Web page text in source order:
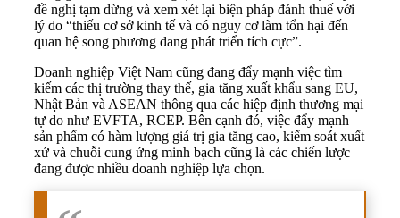
đề nghị tạm dừng và xem xét lại biện pháp đánh thuế với
lý do “thiếu cơ sở kinh tế và có nguy cơ làm tổn hại đến
quan hệ song phương đang phát triển tích cực”​.
Doanh nghiệp Việt Nam cũng đang đẩy mạnh việc tìm
kiếm các thị trường thay thế, gia tăng xuất khẩu sang EU,
Nhật Bản và ASEAN thông qua các hiệp định thương mại
tự do như EVFTA, RCEP. Bên cạnh đó, việc đẩy mạnh
sản phẩm có hàm lượng giá trị gia tăng cao, kiểm soát xuất
xứ và chuỗi cung ứng minh bạch cũng là các chiến lược
đang được nhiều doanh nghiệp lựa chọn.